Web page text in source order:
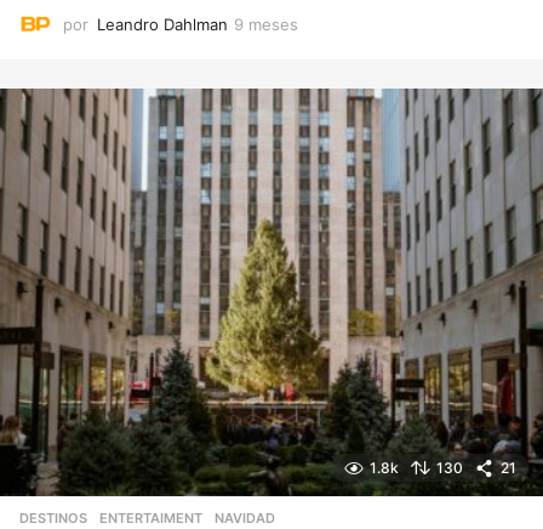
por Leandro Dahlman 9 meses
s
e
s
1.8k 130 21
DESTINOS ,ENTERTAIMENT NAVIDAD